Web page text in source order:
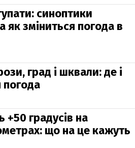
синоптики
як зміниться погода в
град і шквали: де і
погода
+50 градусів на
що на це кажуть